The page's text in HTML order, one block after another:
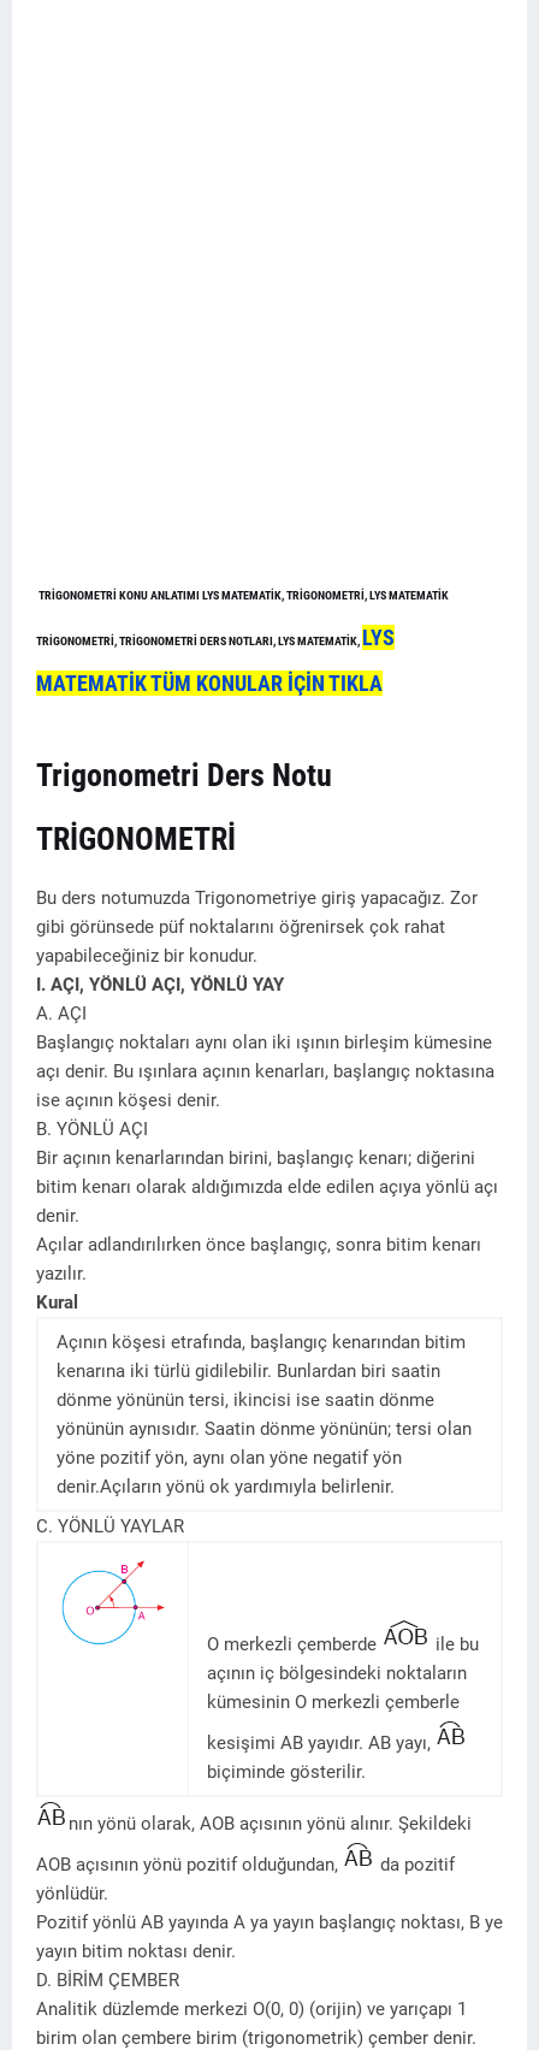
TRİGONOMETRİ KONU ANLATIMI LYS MATEMATİK, TRİGONOMETRİ, LYS MATEMATİK
TRİGONOMETRİ, TRİGONOMETRİ DERS NOTLARI, LYS MATEMATİK, LYS
MATEMATİK TÜM KONULAR İÇİN TIKLA
Trigonometri Ders Notu
TRİGONOMETRİ
Bu ders notumuzda Trigonometriye giriş yapacağız. Zor
gibi görünsede püf noktalarını öğrenirsek çok rahat
yapabileceğiniz bir konudur.
I. AÇI, YÖNLÜ AÇI, YÖNLÜ YAY
A. AÇI
Başlangıç noktaları aynı olan iki ışının birleşim kümesine
açı denir. Bu ışınlara açının kenarları, başlangıç noktasına
ise açının köşesi denir.
B. YÖNLÜ AÇI
Bir açının kenarlarından birini, başlangıç kenarı; diğerini
bitim kenarı olarak aldığımızda elde edilen açıya yönlü açı
denir.
Açılar adlandırılırken önce başlangıç, sonra bitim kenarı
yazılır.
Kural
Açının köşesi etrafında, başlangıç kenarından bitim
kenarına iki türlü gidilebilir. Bunlardan biri saatin
dönme yönünün tersi, ikincisi ise saatin dönme
yönünün aynısıdır. Saatin dönme yönünün; tersi olan
yöne pozitif yön, aynı olan yöne negatif yön
denir.Açıların yönü ok yardımıyla belirlenir.
C. YÖNLÜ YAYLAR
O merkezli çemberde
ile bu
açının iç bölgesindeki noktaların
kümesinin O merkezli çemberle
kesişimi AB yayıdır. AB yayı,
biçiminde gösterilir.
nın yönü olarak, AOB açısının yönü alınır. Şekildeki
AOB açısının yönü pozitif olduğundan,
da pozitif
yönlüdür.
Pozitif yönlü AB yayında A ya yayın başlangıç noktası, B ye
yayın bitim noktası denir.
D. BİRİM ÇEMBER
Analitik düzlemde merkezi O(0, 0) (orijin) ve yarıçapı 1
birim olan çembere birim (trigonometrik) çember denir.